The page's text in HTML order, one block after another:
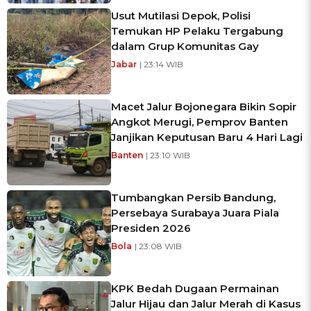
Usut Mutilasi Depok, Polisi
Temukan HP Pelaku Tergabung
dalam Grup Komunitas Gay
Jabar | 23:14 WIB
Macet Jalur Bojonegara Bikin Sopir
Angkot Merugi, Pemprov Banten
Janjikan Keputusan Baru 4 Hari Lagi
Banten | 23:10 WIB
Tumbangkan Persib Bandung,
Persebaya Surabaya Juara Piala
Presiden 2026
Bola | 23:08 WIB
KPK Bedah Dugaan Permainan
Jalur Hijau dan Jalur Merah di Kasus